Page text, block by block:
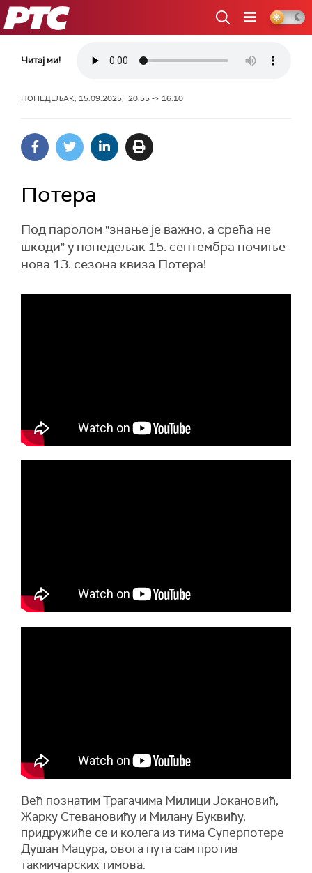
РТС
Читај ми!
ПОНЕДЕЉАК, 15.09.2025, 20:55 -> 16:10
Потера
Под паролом "знање је важно, а срећа не
шкоди" у понедељак 15. септембра почиње
нова 13. сезона квиза Потера!
Већ познатим Трагачима Милици Јокановић,
Жарку Стевановићу и Милану Буквићу,
придружиће се и колега из тима Суперпотере
Душан Мацура, овога пута сам против
такмичарских тимова.